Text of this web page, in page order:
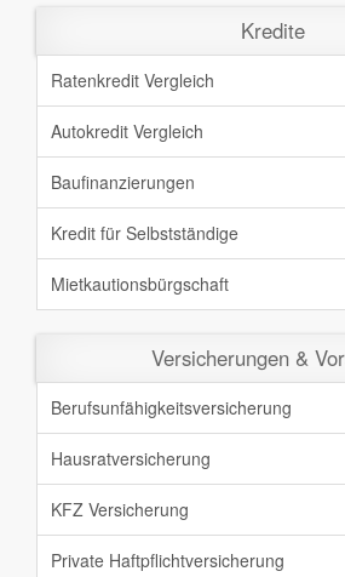
Kredite
Ratenkredit Vergleich
Autokredit Vergleich
Baufinanzierungen
Kredit für Selbstständige
Mietkautionsbürgschaft
Versicherungen &
Berufsunfähigkeitsversicherung
Hausratversicherung
KFZ Versicherung
Private Haftpflichtversicherung